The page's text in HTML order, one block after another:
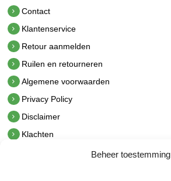
Beheer toestemming
Contact
Klantenservice
Retour aanmelden
Ruilen en retourneren
Algemene voorwaarden
Privacy Policy
Disclaimer
Klachten